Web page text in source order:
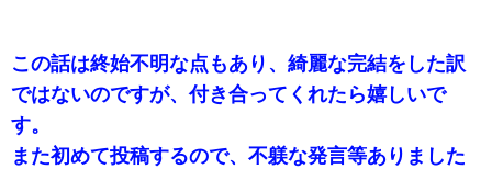
この話は終始不明な点もあり、綺麗な完結をした訳
ではないのですが、付き合ってくれたら嬉しいで
す。
また初めて投稿するので、不躾な発言等ありました